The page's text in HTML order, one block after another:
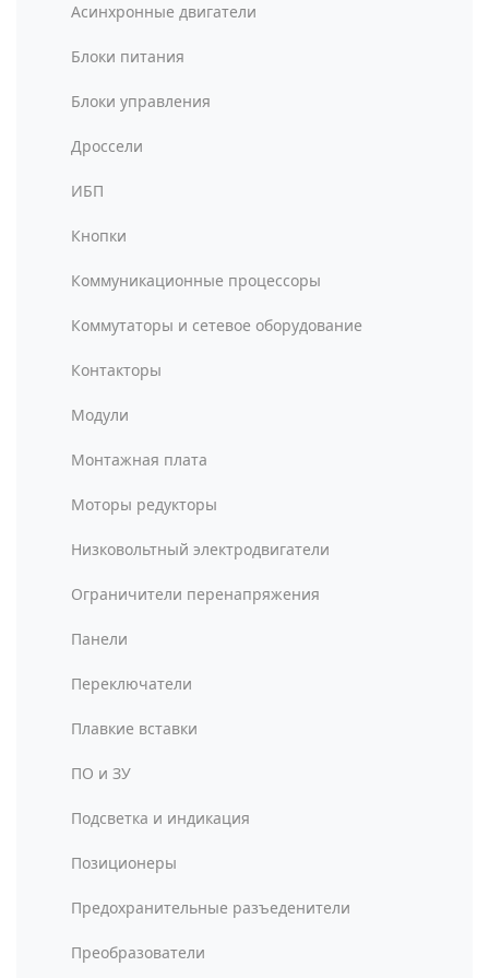
Асинхронные двигатели
Блоки питания
Блоки управления
Дроссели
ИБП
Кнопки
Коммуникационные процессоры
Коммутаторы и сетевое оборудование
Контакторы
Модули
Монтажная плата
Моторы редукторы
Низковольтный электродвигатели
Ограничители перенапряжения
Панели
Переключатели
Плавкие вставки
ПО и ЗУ
Подсветка и индикация
Позиционеры
Предохранительные разъеденители
Преобразователи